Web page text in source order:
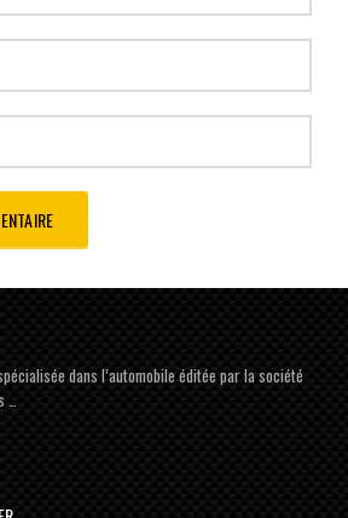
dans l’automobile éditée par la société
…